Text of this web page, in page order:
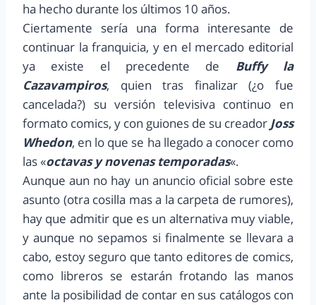
ha hecho durante los últimos 10 años.
Ciertamente sería una forma interesante de
continuar la franquicia, y en el mercado editorial
ya existe el precedente de Buffy la
Cazavampiros, quien tras finalizar (¿o fue
cancelada?) su versión televisiva continuo en
formato comics, y con guiones de su creador Joss
Whedon, en lo que se ha llegado a conocer como
las «octavas y novenas temporadas«.
Aunque aun no hay un anuncio oficial sobre este
asunto (otra cosilla mas a la carpeta de rumores),
hay que admitir que es un alternativa muy viable,
y aunque no sepamos si finalmente se llevara a
cabo, estoy seguro que tanto editores de comics,
como libreros se estarán frotando las manos
ante la posibilidad de contar en sus catálogos con